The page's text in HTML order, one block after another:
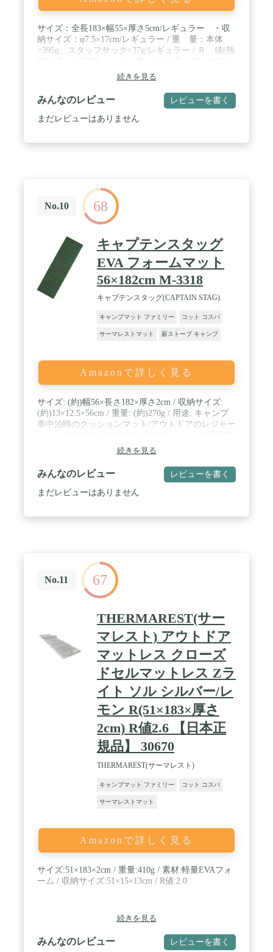
サイズ：全長183×幅55×厚さ5cm/レギュラー ・収
納サイズ：φ7.5×17cm/レギュラー / 重 量：本体
=395g、スタッフサック=37g/レギュラー / Ｒ 値(熱
ップストップナイロン / 付属品：エアストリームポ
ンプスタッフサック、リペアキット
続きを見る
みんなのレビュー レビューを書く
まだレビューはありません
No.10 68
キャプテンスタッグ
EVA フォームマット
56×182cm M-3318
キャプテンスタッグ(CAPTAIN STAG)
キャンプマット ファミリー コット コスパ
サーマレストマット 薪ストーブ キャンプ
Amazonで詳しく見る
サイズ: (約)幅56×長さ182×厚さ2cm / 収納サイズ:
(約)13×12.5×56cm / 重量: (約)270g / 用途: キャンプ
車中泊時のクッションマット/アウトドアのレジャー
/ 付属品: ゴムバンド / キャンプマット1人用 / 材質:
マット/発泡ポリエチレン・EVA樹脂、バンド/合成
ゴム / カラー: グリーン / 特徴1: 優れた保温性とク
ッション性で地面の凸凹や冷気をシャットアウト /
特徴2: 半分に折ってクッションマットやヘッド部を
続きを見る
みんなのレビュー レビューを書く
まだレビューはありません
No.11 67
THERMAREST(サー
マレスト) アウトドア
マットレス クローズ
ドセルマットレス Zラ
イト ソル シルバー/レ
モン R(51×183×厚さ
2cm) R値2.6 【日本正
規品】 30670
THERMAREST(サーマレスト)
キャンプマット ファミリー コット コスパ
サーマレストマット
Amazonで詳しく見る
サイズ:51×183×2cm / 重量:410g / 素材:軽量EVAフォ
ーム / 収納サイズ:51×15×13cm / R値:2.0
続きを見る
みんなのレビュー レビューを書く